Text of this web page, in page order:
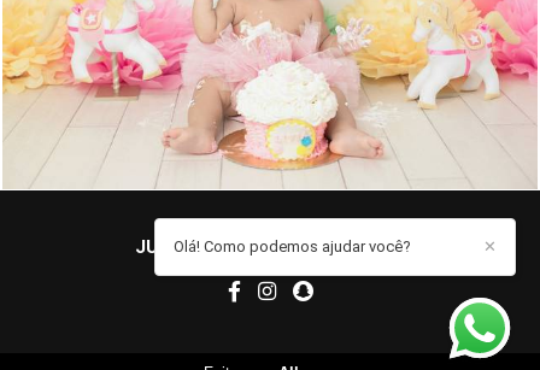
1503 0
JUCIELE MARQUES/ CONTATO ✕
Olá! Como podemos ajudar você?